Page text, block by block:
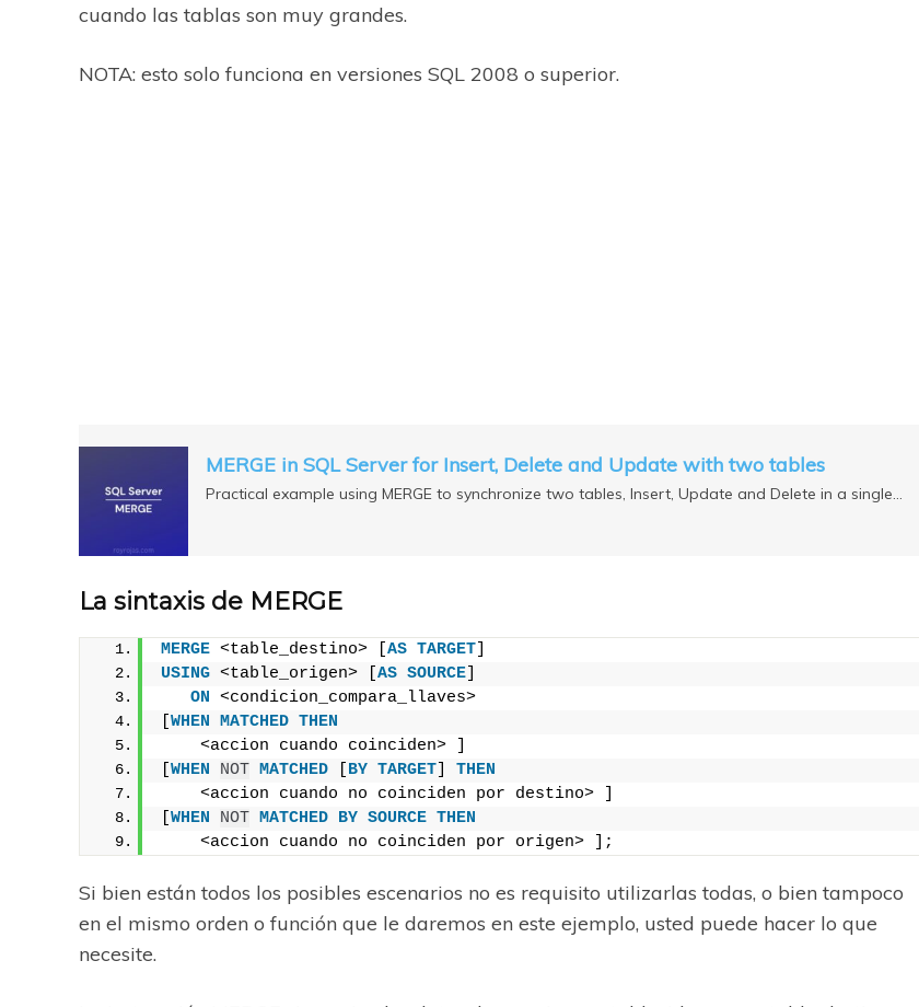
cuando las tablas son muy grandes.
NOTA: esto solo funciona en versiones SQL 2008 o superior.
MERGE in SQL Server for Insert, Delete and Update with two tables
Practical example using MERGE to synchronize two tables, Insert, Update and Delete in a single…
La sintaxis de MERGE
MERGE <table_destino> [ AS TARGET
USING <table_origen> [ AS SOURCE
ON <condicion_compara_llaves>
WHEN MATCHED THEN
    <accion cuando coinciden> ]
WHEN NOT MATCHED BY TARGET
THEN
    <accion cuando no coinciden por destino> ]
WHEN NOT MATCHED BY SOURCE THEN
    <accion cuando no coinciden por origen> ];
Si bien están todos los posibles escenarios no es requisito utilizarlas todas, o bien tampoco
en el mismo orden o función que le daremos en este ejemplo, usted puede hacer lo que
necesite.